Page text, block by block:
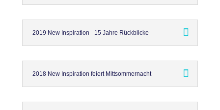
2019 New Inspiration - 15 Jahre Rückblicke
2018 New Inspiration feiert Mittsommernacht